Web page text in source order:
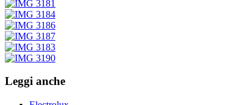
Leggi anche